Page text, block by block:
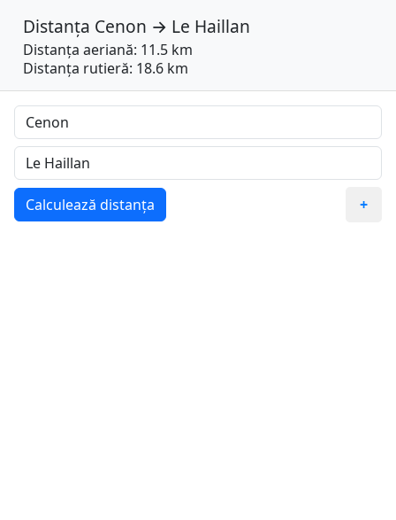
Distanța Cenon → Le Haillan
Distanța aeriană: 11.5 km
Distanța rutieră: 18.6 km
Calculează distanța +